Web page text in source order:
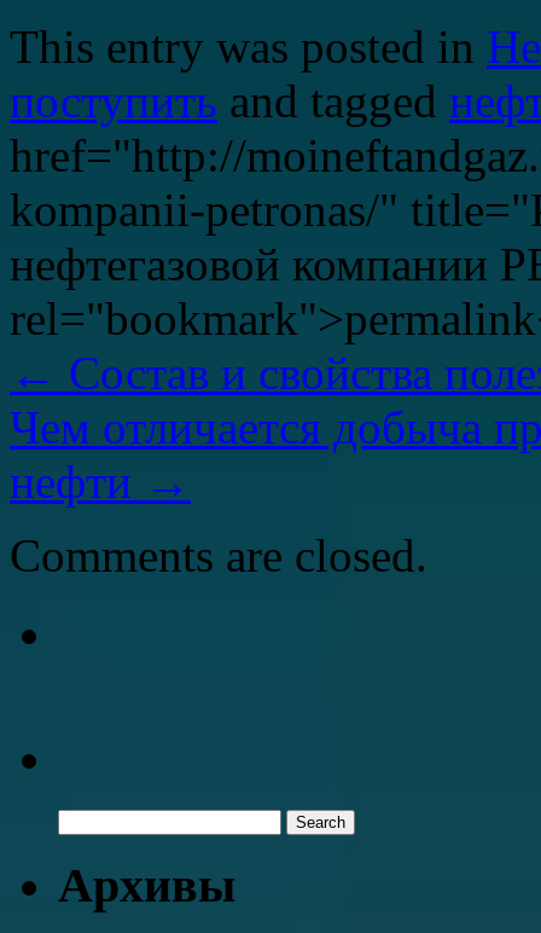
This entry was posted in
поступить and tagged
href="http://
kompanii-petronas/"
нефтегазовой компании
← Состав и свойства
Чем отличается добыча
нефти →
Comments are closed.
Архивы